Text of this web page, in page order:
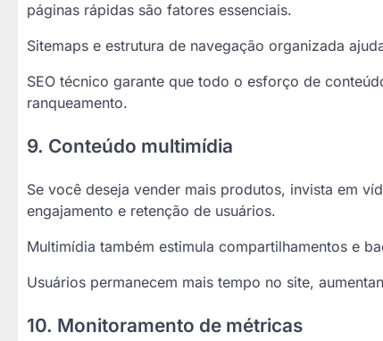
páginas rápidas são fatores essenciais.
Sitemaps e estrutura de navegação organizada
SEO técnico garante que todo o esforço de
ranqueamento.
9. Conteúdo multimídia
Se você deseja vender mais produtos, invista em
engajamento e retenção de usuários.
Multimídia também estimula compartilhamentos e
Usuários permanecem mais tempo no site,
10. Monitoramento de métricas